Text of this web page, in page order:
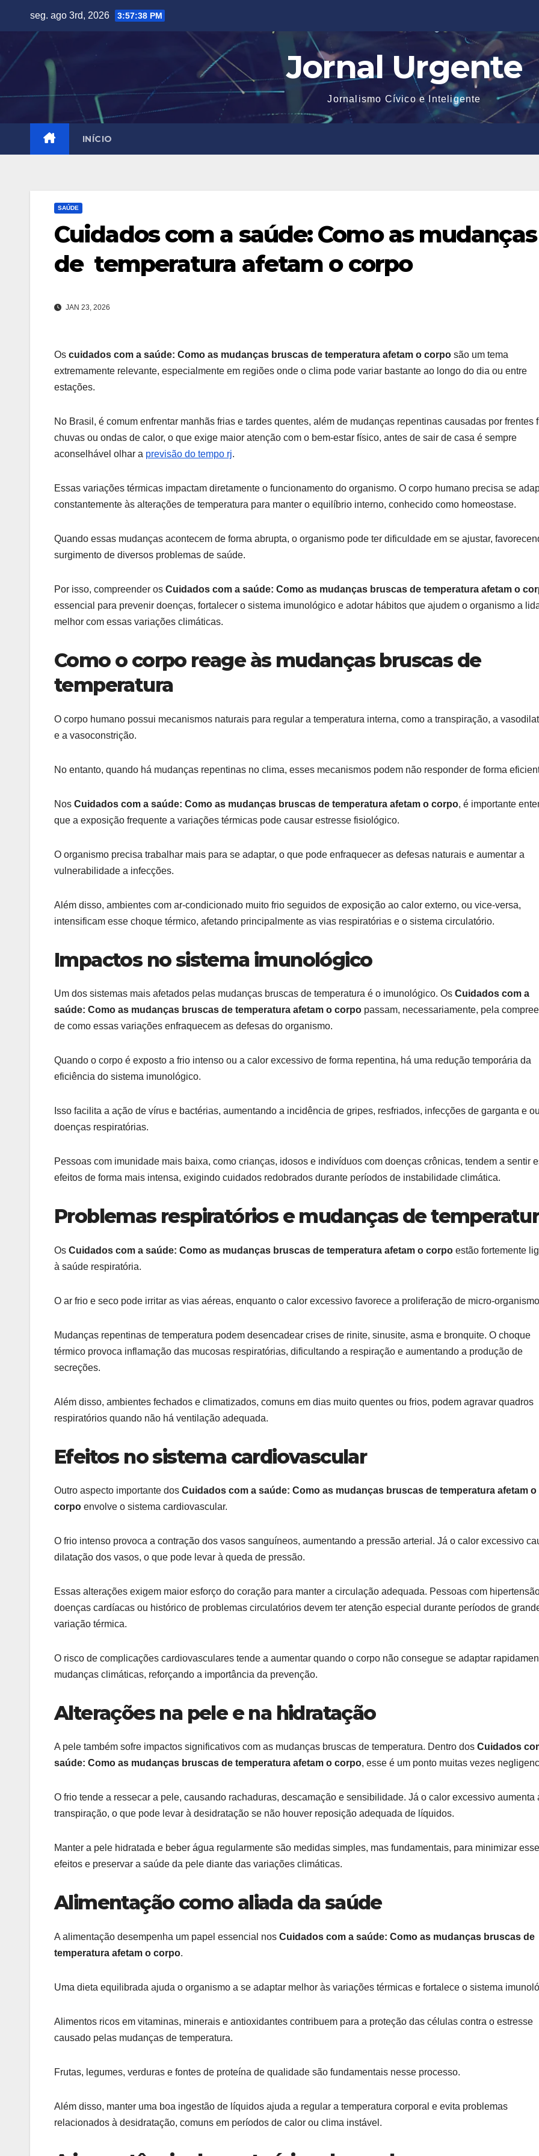
content
seg. ago 3rd, 2026 3:57:39 PM
Jornal Urgente
Jornalismo Cívico e Inteligente
INÍCIO
SAÚDE
Cuidados com a saúde: Como as mudanças
de temperatura afetam o corpo
JAN 23, 2026
Os cuidados com a saúde: Como as mudanças bruscas de temperatura afetam o corpo são um tema
extremamente relevante, especialmente em regiões onde o clima pode variar bastante ao longo do dia ou entre
estações.
No Brasil, é comum enfrentar manhãs frias e tardes quentes, além de mudanças repentinas causadas por frentes
chuvas ou ondas de calor, o que exige maior atenção com o bem-estar físico, antes de sair de casa é sempre
aconselhável olhar a previsão do tempo rj.
Essas variações térmicas impactam diretamente o funcionamento do organismo. O corpo humano precisa se
constantemente às alterações de temperatura para manter o equilíbrio interno, conhecido como homeostase.
Quando essas mudanças acontecem de forma abrupta, o organismo pode ter dificuldade em se ajustar,
surgimento de diversos problemas de saúde.
Por isso, compreender os Cuidados com a saúde: Como as mudanças bruscas de temperatura afetam o
essencial para prevenir doenças, fortalecer o sistema imunológico e adotar hábitos que ajudem o organismo a
melhor com essas variações climáticas.
Como o corpo reage às mudanças bruscas de
temperatura
O corpo humano possui mecanismos naturais para regular a temperatura interna, como a transpiração, a
e a vasoconstrição.
No entanto, quando há mudanças repentinas no clima, esses mecanismos podem não responder de forma
Nos Cuidados com a saúde: Como as mudanças bruscas de temperatura afetam o corpo, é importante
que a exposição frequente a variações térmicas pode causar estresse fisiológico.
O organismo precisa trabalhar mais para se adaptar, o que pode enfraquecer as defesas naturais e aumentar a
vulnerabilidade a infecções.
Além disso, ambientes com ar-condicionado muito frio seguidos de exposição ao calor externo, ou vice-versa,
intensificam esse choque térmico, afetando principalmente as vias respiratórias e o sistema circulatório.
Impactos no sistema imunológico
Um dos sistemas mais afetados pelas mudanças bruscas de temperatura é o imunológico. Os Cuidados com a
saúde: Como as mudanças bruscas de temperatura afetam o corpo passam, necessariamente, pela
de como essas variações enfraquecem as defesas do organismo.
Quando o corpo é exposto a frio intenso ou a calor excessivo de forma repentina, há uma redução temporária da
eficiência do sistema imunológico.
Isso facilita a ação de vírus e bactérias, aumentando a incidência de gripes, resfriados, infecções de garganta e
doenças respiratórias.
Pessoas com imunidade mais baixa, como crianças, idosos e indivíduos com doenças crônicas, tendem a sentir
efeitos de forma mais intensa, exigindo cuidados redobrados durante períodos de instabilidade climática.
Problemas respiratórios e mudanças de
Os Cuidados com a saúde: Como as mudanças bruscas de temperatura afetam o corpo estão fortemente
à saúde respiratória.
O ar frio e seco pode irritar as vias aéreas, enquanto o calor excessivo favorece a proliferação de micro-
Mudanças repentinas de temperatura podem desencadear crises de rinite, sinusite, asma e bronquite. O choque
térmico provoca inflamação das mucosas respiratórias, dificultando a respiração e aumentando a produção de
secreções.
Além disso, ambientes fechados e climatizados, comuns em dias muito quentes ou frios, podem agravar quadros
respiratórios quando não há ventilação adequada.
Efeitos no sistema cardiovascular
Outro aspecto importante dos Cuidados com a saúde: Como as mudanças bruscas de temperatura afetam o
corpo envolve o sistema cardiovascular.
O frio intenso provoca a contração dos vasos sanguíneos, aumentando a pressão arterial. Já o calor excessivo
dilatação dos vasos, o que pode levar à queda de pressão.
Essas alterações exigem maior esforço do coração para manter a circulação adequada. Pessoas com
doenças cardíacas ou histórico de problemas circulatórios devem ter atenção especial durante períodos de
variação térmica.
O risco de complicações cardiovasculares tende a aumentar quando o corpo não consegue se adaptar
mudanças climáticas, reforçando a importância da prevenção.
Alterações na pele e na hidratação
A pele também sofre impactos significativos com as mudanças bruscas de temperatura. Dentro dos Cuidados
saúde: Como as mudanças bruscas de temperatura afetam o corpo, esse é um ponto muitas vezes
O frio tende a ressecar a pele, causando rachaduras, descamação e sensibilidade. Já o calor excessivo aumenta
transpiração, o que pode levar à desidratação se não houver reposição adequada de líquidos.
Manter a pele hidratada e beber água regularmente são medidas simples, mas fundamentais, para minimizar
efeitos e preservar a saúde da pele diante das variações climáticas.
Alimentação como aliada da saúde
A alimentação desempenha um papel essencial nos Cuidados com a saúde: Como as mudanças bruscas de
temperatura afetam o corpo.
Uma dieta equilibrada ajuda o organismo a se adaptar melhor às variações térmicas e fortalece o sistema
Alimentos ricos em vitaminas, minerais e antioxidantes contribuem para a proteção das células contra o estresse
causado pelas mudanças de temperatura.
Frutas, legumes, verduras e fontes de proteína de qualidade são fundamentais nesse processo.
Além disso, manter uma boa ingestão de líquidos ajuda a regular a temperatura corporal e evita problemas
relacionados à desidratação, comuns em períodos de calor ou clima instável.